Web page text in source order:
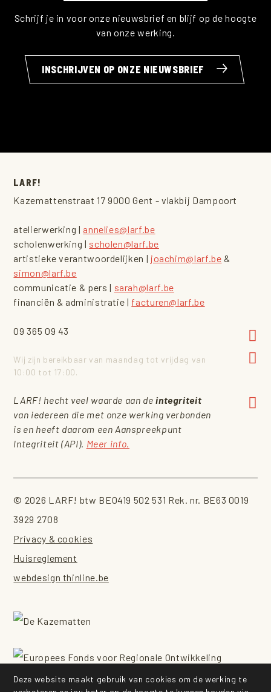
Deze website maakt gebruik van cookies om de werking te
Schrijf je in voor onze nieuwsbrief en blijf op de hoogte
van onze werking.
INSCHRIJVEN OP ONZE NIEUWSBRIEF
LARF!
Kazemattenstraat 17 9000 Gent - vlakbij Dampoort
atelierwerking | annelies@larf.be
scholenwerking | scholen@larf.be
artistieke verantwoordelijken | joachim@larf.be &
simon@larf.be
communicatie & pers | sarah@larf.be
financiën & administratie | facturen@larf.be
09 365 09 43
Wij zijn bereikbaar van maandag tot vrijdag van
10:00 tot 17:00.
LARF! hecht veel waarde aan deintegriteit
van iedereen die met onze werking verbonden
is en heeft daarom een Aanspreekpunt
Integriteit (API). Meer info.
© 2026 LARF! btw BE0419 502 531 Rek. nr. BE63 0019
3929 2708
Privacy & cookies
Huisreglement
webdesign thinline.be